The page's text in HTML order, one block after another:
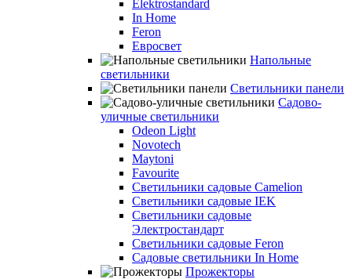
Elektrostandard
In Home
Feron
Евросвет
Напольные
светильники
Светильники панели
Садово-
уличные светильники
Odeon Light
Novotech
Maytoni
Favourite
Светильники садовые Camelion
Светильники садовые IEK
Светильники садовые
Электростандарт
Светильники садовые Feron
Садовые светильники In Home
Прожекторы